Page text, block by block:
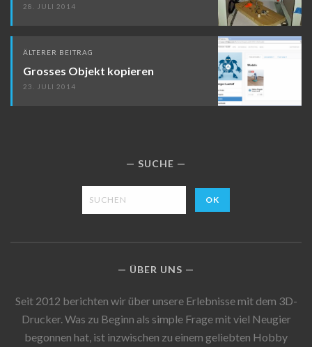
28. JULI 2014
ÄLTERER BEITRAG
Grosses Objekt kopieren
23. JULI 2014
SUCHE
ÜBER UNS
Seit 2012 berichten wir über unsere Erlebnisse mit dem 3D-
Drucker. Was zu Beginn als simple Frage mit viel Neugier
begonnen hat, ist inzwischen zu einem geliebten Hobby